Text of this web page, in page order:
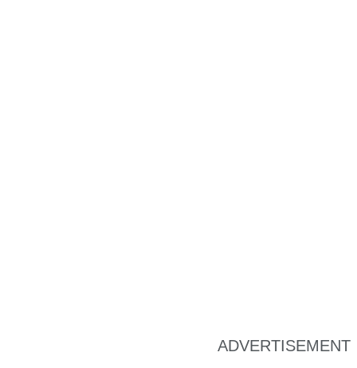
ADVERTISEMENT